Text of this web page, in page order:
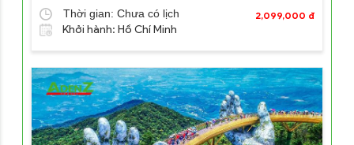
Thời gian: Chưa có lịch
Khởi hành: Hồ Chí Minh
2,099,000 đ